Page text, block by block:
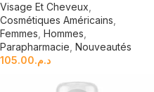
Visage Et Cheveux
Cosmétiques Américains
Femmes Hommes
Parapharmacie Nouveautés
د.م.105.00